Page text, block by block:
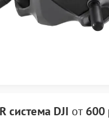
система DJI от 600